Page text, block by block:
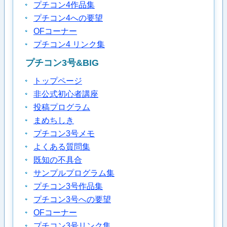
プチコン4作品集
プチコン4への要望
OFコーナー
プチコン4 リンク集
プチコン3号&BIG
トップページ
非公式初心者講座
投稿プログラム
まめちしき
プチコン3号メモ
よくある質問集
既知の不具合
サンプルプログラム集
プチコン3号作品集
プチコン3号への要望
OFコーナー